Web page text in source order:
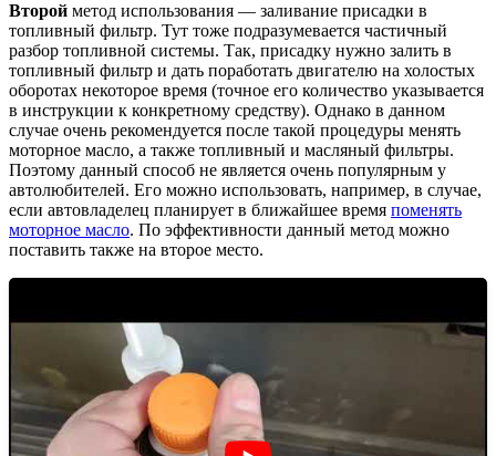
Второй метод использования — заливание присадки в
топливный фильтр. Тут тоже подразумевается частичный
разбор топливной системы. Так, присадку нужно залить в
топливный фильтр и дать поработать двигателю на холостых
оборотах некоторое время (точное его количество указывается
в инструкции к конкретному средству). Однако в данном
случае очень рекомендуется после такой процедуры менять
моторное масло, а также топливный и масляный фильтры.
Поэтому данный способ не является очень популярным у
автолюбителей. Его можно использовать, например, в случае,
если автовладелец планирует в ближайшее время поменять
моторное масло. По эффективности данный метод можно
поставить также на второе место.